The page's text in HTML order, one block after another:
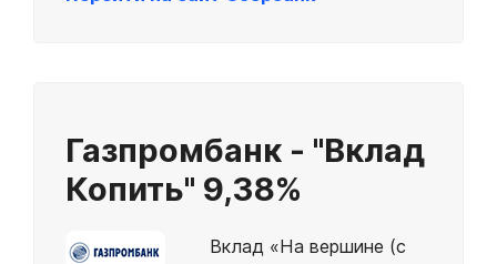
Газпромбанк - "Вклад
Копить" 9,38%
Вклад «На вершине (с